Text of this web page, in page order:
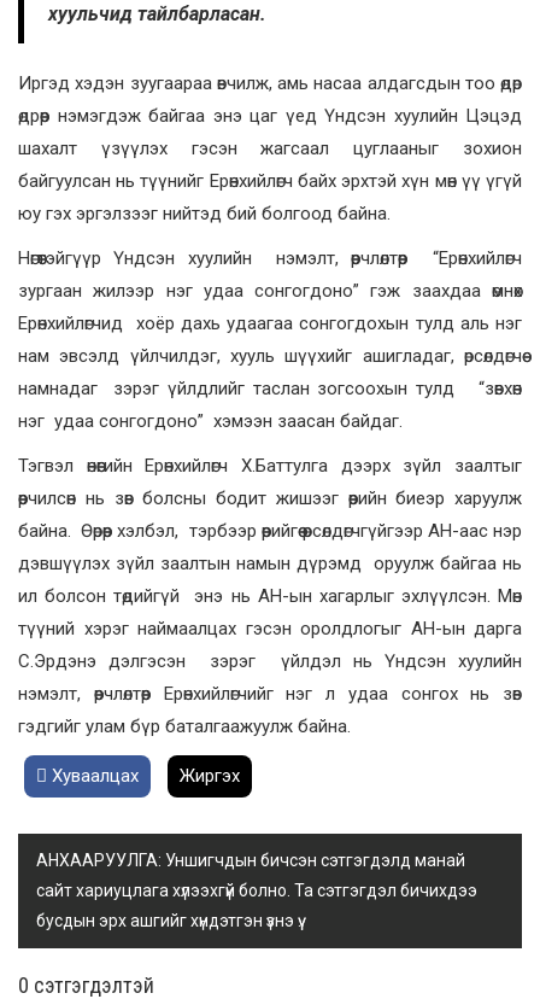
хуульчид тайлбарласан.
Иргэд хэдэн зуугаараа өвчилж, амь насаа алдагсдын тоо өдөр
өдрөөр нэмэгдэж байгаа энэ цаг үед Үндсэн хуулийн Цэцэд
шахалт үзүүлэх гэсэн жагсаал цуглааныг зохион
байгуулсан нь түүнийг Ерөнхийлөгч байх эрхтэй хүн мөн үү үгүй
юу гэх эргэлзээг нийтэд бий болгоод байна.
Нөгөөтэйгүүр Үндсэн хуулийн нэмэлт, өөрчлөлтөөр “Ерөнхийлөгч
зургаан жилээр нэг удаа сонгогдоно” гэж заахдаа өмнөх
Ерөнхийлөгчид хоёр дахь удаагаа сонгогдохын тулд аль нэг
нам эвсэлд үйлчилдэг, хууль шүүхийг ашигладаг, өрсөлдөгчөө
намнадаг зэрэг үйлдлийг таслан зогсоохын тулд “зөвхөн
нэг удаа сонгогдоно” хэмээн заасан байдаг.
Тэгвэл өнөөгийн Ерөнхийлөгч Х.Баттулга дээрх зүйл заалтыг
өөрчилсөн нь зөв болсны бодит жишээг өөрийн биеэр харуулж
байна. Өөрөөр хэлбэл, тэрбээр өөрийгөө өрсөлдөгчгүйгээр АН-аас нэр
дэвшүүлэх зүйл заалтын намын дүрэмд оруулж байгаа нь
ил болсон төдийгүй энэ нь АН-ын хагарлыг эхлүүлсэн. Мөн
түүний хэрэг наймаалцах гэсэн оролдлогыг АН-ын дарга
С.Эрдэнэ дэлгэсэн зэрэг үйлдэл нь Үндсэн хуулийн
нэмэлт, өөрчлөлтөөр Ерөнхийлөгчийг нэг л удаа сонгох нь зөв
гэдгийг улам бүр баталгаажуулж байна.
Хуваалцах Жиргэх
АНХААРУУЛГА: Уншигчдын бичсэн сэтгэгдэлд манай
сайт хариуцлага хүлээхгүй болно. Та сэтгэгдэл бичихдээ
бусдын эрх ашгийг хүндэтгэн үзнэ үү.
0 cэтгэгдэлтэй